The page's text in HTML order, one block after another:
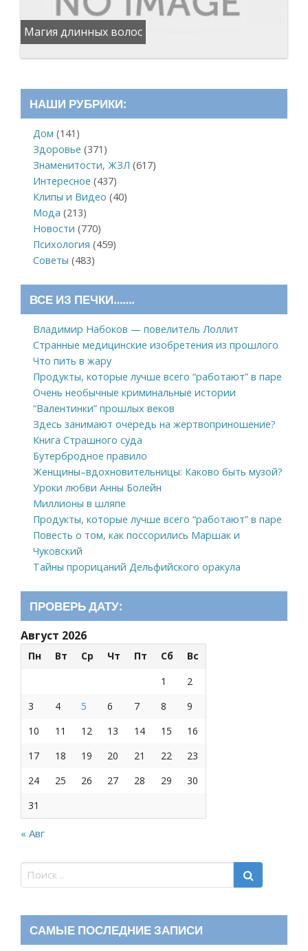
Магия длинных волос
НАШИ РУБРИКИ:
Дом (141)
Здоровье (371)
Знаменитости, ЖЗЛ (617)
Интересное (437)
Клипы и Видео (40)
Мода (213)
Новости (770)
Психология (459)
Советы (483)
ВСЕ ИЗ ПЕЧКИ…….
Владимир Набоков — повелитель Лоллит
Странные медицинские изобретения из прошлого
Что пить в жару
Продукты, которые лучше всего “работают” в паре
Очень необычные криминальные истории
“Валентинки” прошлых веков
Здесь занимают очередь на жертвоприношение?
Книга Страшного суда
Бутербродное правило
Женщины–вдохновительницы: Каково быть музой?
Уроки любви Анны Болейн
Миллионы в шляпе
Продукты, которые лучше всего “работают” в паре
Повесть о том, как поссорились Маршак и
Чуковский
Тайны прорицаний Дельфийского оракула
ПРОВЕРЬ ДАТУ:
Август 2026
Пн Вт Ср Чт Пт Сб
Вс
1
2
3
4 5 6 7 8
9
10
11 12 13 14 15
16
17
18 19 20 21 22
23
24
25 26 27 28 29
30
31
« Авг
САМЫЕ ПОСЛЕДНИЕ ЗАПИСИ